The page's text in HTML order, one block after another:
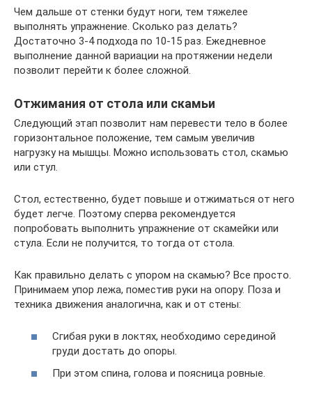
Чем дальше от стенки будут ноги, тем тяжелее
выполнять упражнение. Сколько раз делать?
Достаточно 3-4 подхода по 10-15 раз. Ежедневное
выполнение данной вариации на протяжении недели
позволит перейти к более сложной.
Отжимания от стола или скамьи
Следующий этап позволит нам перевести тело в более
горизонтальное положение, тем самым увеличив
нагрузку на мышцы. Можно использовать стол, скамью
или стул.
Стол, естественно, будет повыше и отжиматься от него
будет легче. Поэтому сперва рекомендуется
попробовать выполнить упражнение от скамейки или
стула. Если не получится, то тогда от стола.
Как правильно делать с упором на скамью? Все просто.
Принимаем упор лежа, поместив руки на опору. Поза и
техника движения аналогична, как и от стены:
Сгибая руки в локтях, необходимо серединой
груди достать до опоры.
При этом спина, голова и поясница ровные.